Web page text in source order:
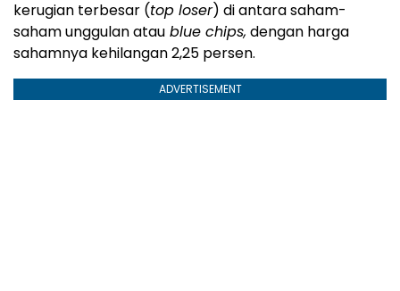
kerugian terbesar (top loser) di antara saham-
saham unggulan atau blue chips, dengan harga
sahamnya kehilangan 2,25 persen.
ADVERTISEMENT